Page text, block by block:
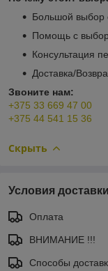
Большой выбор
Помощь с
Консультация
Доставка/
Звоните нам:
+375 33 669 47 00
+375 44 541 15 36
Скрыть
Условия доставки
Оплата
ВНИМАНИЕ !!!
Способы